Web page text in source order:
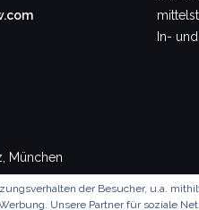
In-
der Besucher, u.a.
Unsere Partner für soziale
München